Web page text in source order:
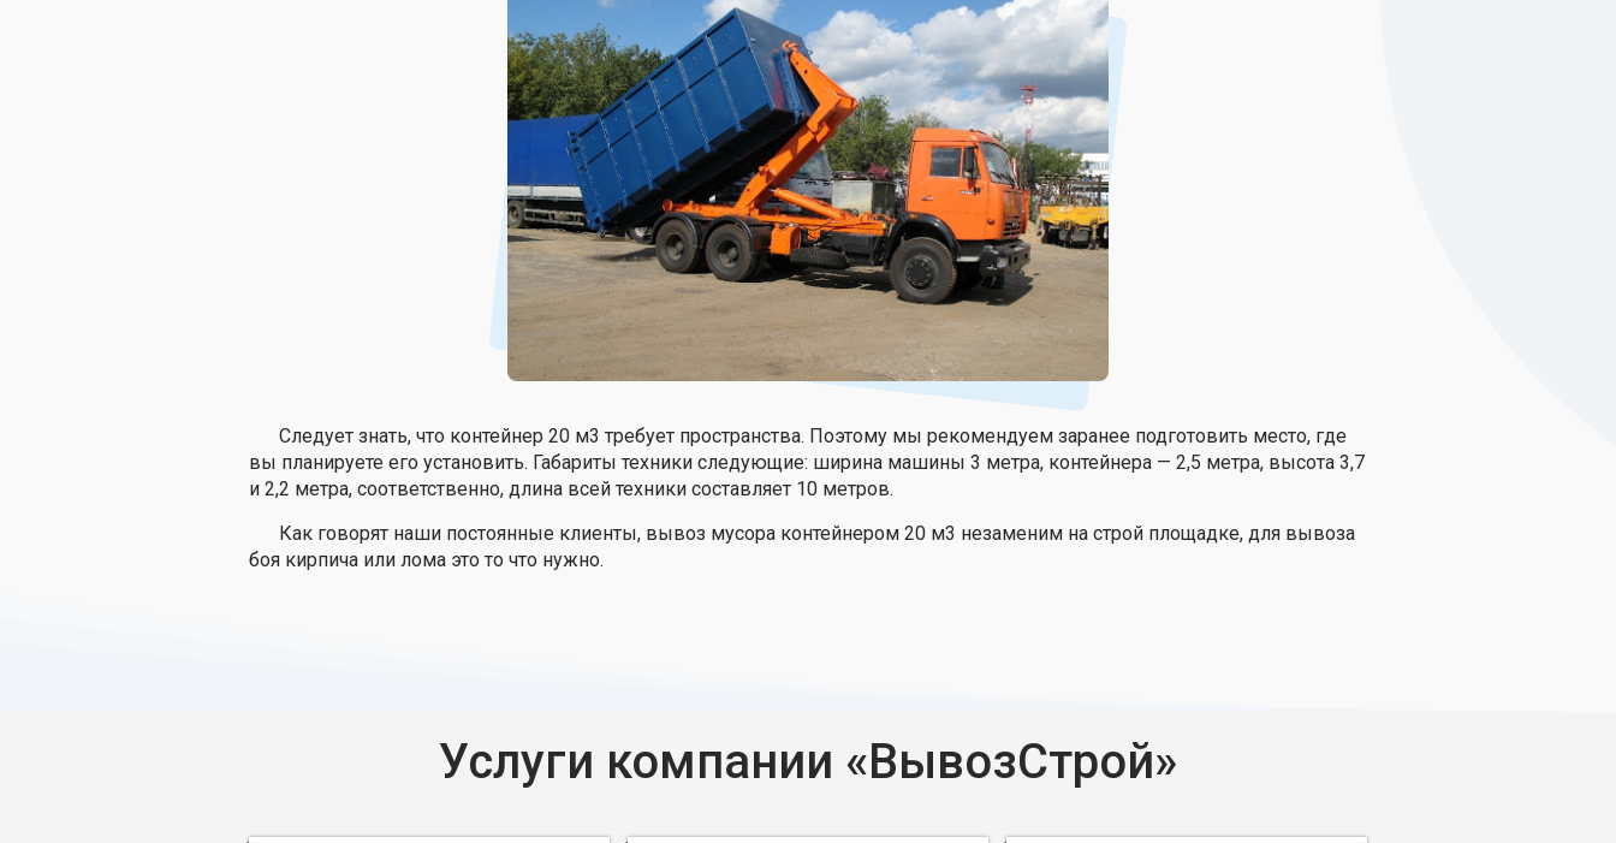
Следует знать, что контейнер 20 м3 требует пространства. Поэтому мы рекомендуем заранее подготовить место, где
вы планируете его установить. Габариты техники следующие: ширина машины 3 метра, контейнера — 2,5 метра, высота 3,7
и 2,2 метра, соответственно, длина всей техники составляет 10 метров.
Как говорят наши постоянные клиенты, вывоз мусора контейнером 20 м3 незаменим на строй площадке, для вывоза
боя кирпича или лома это то что нужно.
Услуги компании «ВывозСтрой»